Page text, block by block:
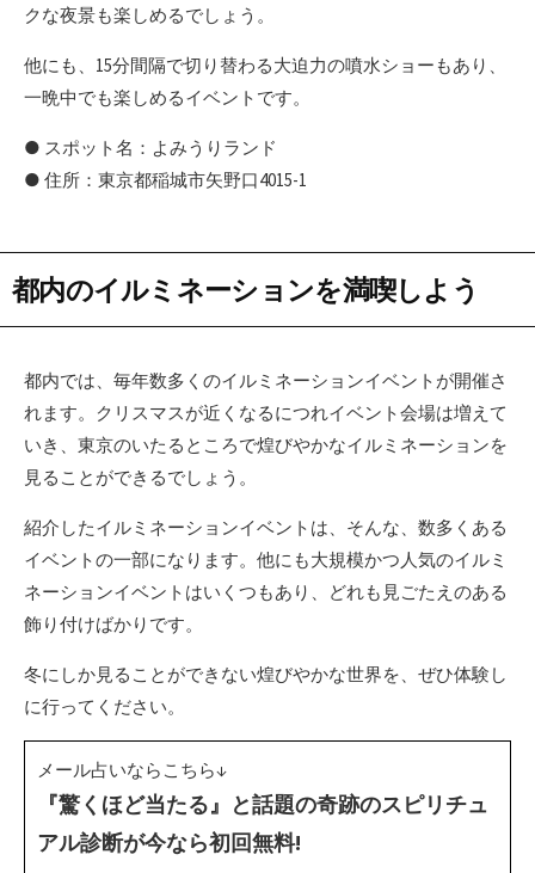
クな夜景も楽しめるでしょう。
他にも、15分間隔で切り替わる大迫力の噴水ショーもあり、
一晩中でも楽しめるイベントです。
● スポット名：よみうりランド
● 住所：東京都稲城市矢野口4015-1
都内のイルミネーションを満喫しよう
都内では、毎年数多くのイルミネーションイベントが開催さ
れます。クリスマスが近くなるにつれイベント会場は増えて
いき、東京のいたるところで煌びやかなイルミネーションを
見ることができるでしょう。
紹介したイルミネーションイベントは、そんな、数多くある
イベントの一部になります。他にも大規模かつ人気のイルミ
ネーションイベントはいくつもあり、どれも見ごたえのある
飾り付けばかりです。
冬にしか見ることができない煌びやかな世界を、ぜひ体験し
に行ってください。
メール占いならこちら↓
『驚くほど当たる』と話題の奇跡のスピリチュ
アル診断が今なら初回無料!